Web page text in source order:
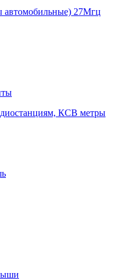
27Мгц
КСВ метры